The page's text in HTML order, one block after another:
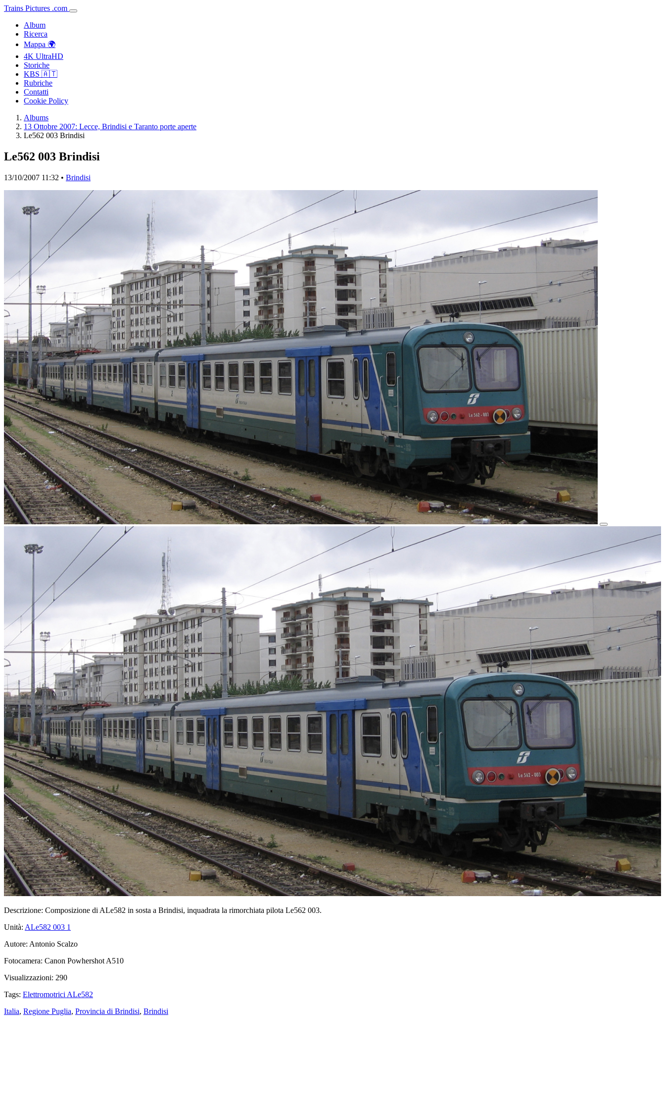
Trains Pictures .com
Album
Ricerca
Mappa 🌍
4K UltraHD
Storiche
KBS 🇦🇹
Rubriche
Contatti
Cookie Policy
Albums
13 Ottobre 2007: Lecce, Brindisi e Taranto porte aperte
Le562 003 Brindisi
Le562 003 Brindisi
13/10/2007 11:32 • Brindisi
Descrizione: Composizione di ALe582 in sosta a Brindisi, inquadrata la rimorchiata pilota Le562 003.
Unità: ALe582 003 1
Autore: Antonio Scalzo
Fotocamera: Canon Powhershot A510
Visualizzazioni: 290
Tags: Elettromotrici ALe582
Italia, Regione Puglia, Provincia di Brindisi, Brindisi